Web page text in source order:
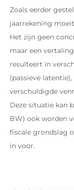
Zoals eerder
jaarrekening
Het zijn geen
maar een
resulteert in
(passieve
verschuldigde
Deze situatie kan
BW) ook worden
fiscale grondslag
in voor.